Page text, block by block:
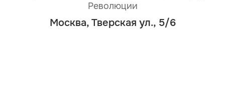
Революции
Москва, Тверская ул., 5/6